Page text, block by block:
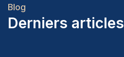
Blog
Derniers articles